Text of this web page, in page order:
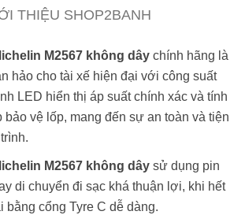
THIỆU SHOP2BANH
M2567 không dây chính hãng là
hảo cho tài xế hiện đại với công suất
LED hiển thị áp suất chính xác và tính
bảo vệ lốp, mang đến sự an toàn và tiện
M2567 không dây sử dụng pin
di chuyển đi sạc khá thuận lợi, khi hết
bằng cổng Tyre C dễ dàng.